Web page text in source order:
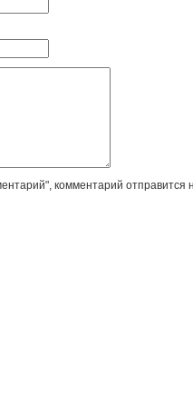
комментарий отправится